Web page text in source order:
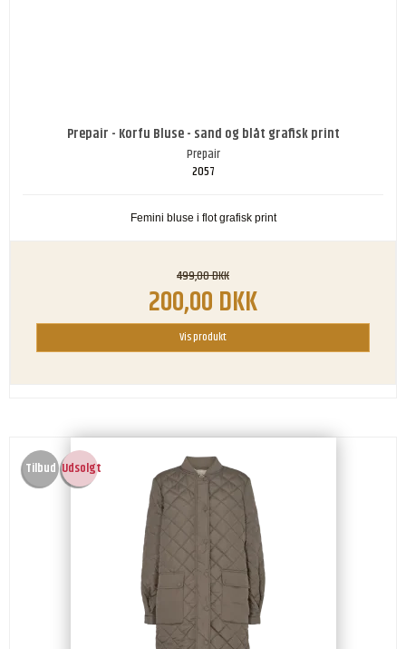
Prepair - Korfu Bluse - sand og blåt grafisk print
Prepair
2057
Femini bluse i flot grafisk print
499,00 DKK
200,00 DKK
Vis produkt
Tilbud Udsolgt